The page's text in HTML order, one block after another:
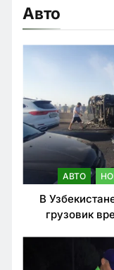
Авто
АВТО
В
грузовик